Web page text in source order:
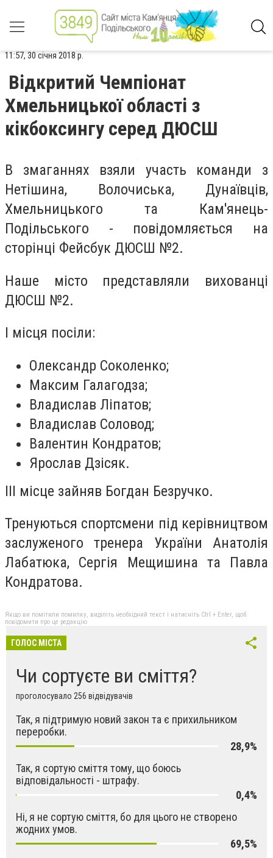
11:57, 30 січня 2018 р.
Відкритий Чемпіонат
Хмельницької області з
кікбоксингу серед ДЮСШ
В змаганнях взяли участь команди з
Нетішина, Волочиська, Дунаївців,
Хмельницького та Кам'янець-
Подільського - повідомляється на
сторінці Фейсбук ДЮСШ №2.
Наше місто представляли вихованці
ДЮСШ №2.
І місця посіли:
Олександр Соколенко;
Максим Галагодза;
Владислав Ліпатов;
Владислав Соловод;
Валентин Кондратов;
Ярослав Дзісяк.
III місце зайняв Богдан Безручко.
Тренуються спортсмени під керівництвом
заслуженого тренера України Анатолія
Лабатюка, Сергія Мещишина та Павла
Кондратова.
Якщо ви помітили помилку, виділіть необхідний текст і натисніть Ctrl + Enter, щоб
повідомити про це редакцію
ГОЛОС МІСТА
Чи сортуєте ви сміття?
проголосувало 256 відвідувачів
Так, я підтримую новий закон та є прихильником
переробки.
28,9%
Так, я сортую сміття тому, що боюсь
відповідальності - штрафу.
0,4%
Ні, я не сортую сміття, бо для цього не створено
жодних умов.
69,5%